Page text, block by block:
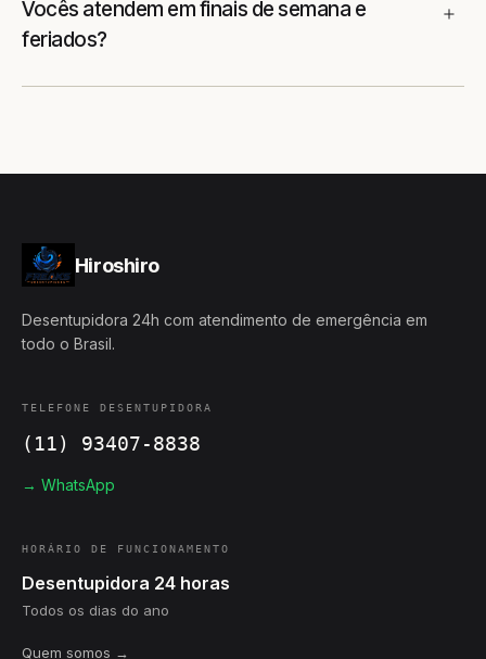
Vocês atendem em finais de semana e
feriados?
Hiroshiro
Desentupidora 24h com atendimento de emergência em
todo o Brasil.
TELEFONE DESENTUPIDORA
(11) 93407-8838
→ WhatsApp
HORÁRIO DE FUNCIONAMENTO
Desentupidora 24 horas
Todos os dias do ano
Quem somos →